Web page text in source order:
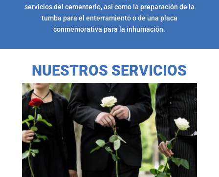
servicios del cementerio, así como la preparación de la
tumba para el enterramiento o de una placa
conmemorativa para la inhumación.
NUESTROS SERVICIOS